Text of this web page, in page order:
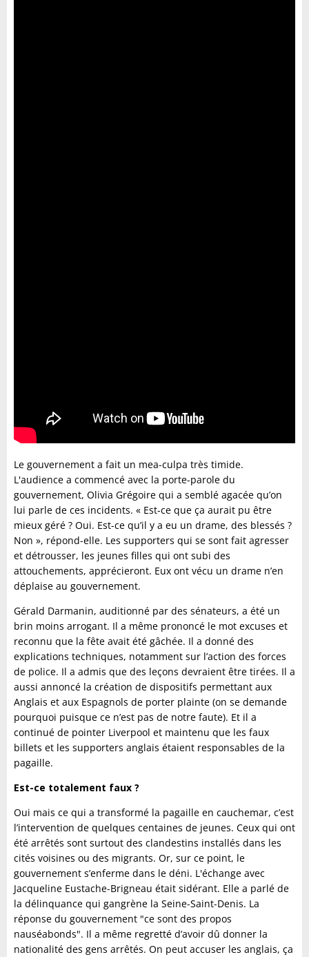
Le gouvernement a fait un mea-culpa très timide.
L'audience a commencé avec la porte-parole du
gouvernement, Olivia Grégoire qui a semblé agacée qu’on
lui parle de ces incidents. « Est-ce que ça aurait pu être
mieux géré ? Oui. Est-ce qu’il y a eu un drame, des blessés ?
Non », répond-elle. Les supporters qui se sont fait agresser
et détrousser, les jeunes filles qui ont subi des
attouchements, apprécieront. Eux ont vécu un drame n’en
déplaise au gouvernement.
Gérald Darmanin, auditionné par des sénateurs, a été un
brin moins arrogant. Il a même prononcé le mot excuses et
reconnu que la fête avait été gâchée. Il a donné des
explications techniques, notamment sur l’action des forces
de police. Il a admis que des leçons devraient être tirées. Il a
aussi annoncé la création de dispositifs permettant aux
Anglais et aux Espagnols de porter plainte (on se demande
pourquoi puisque ce n’est pas de notre faute). Et il a
continué de pointer Liverpool et maintenu que les faux
billets et les supporters anglais étaient responsables de la
pagaille.
Est-ce totalement faux ?
Oui mais ce qui a transformé la pagaille en cauchemar, c’est
l’intervention de quelques centaines de jeunes. Ceux qui ont
été arrêtés sont surtout des clandestins installés dans les
cités voisines ou des migrants. Or, sur ce point, le
gouvernement s’enferme dans le déni. L'échange avec
Jacqueline Eustache-Brigneau était sidérant. Elle a parlé de
la délinquance qui gangrène la Seine-Saint-Denis. La
réponse du gouvernement "ce sont des propos
nauséabonds". Il a même regretté d’avoir dû donner la
nationalité des gens arrêtés. On peut accuser les anglais, ça